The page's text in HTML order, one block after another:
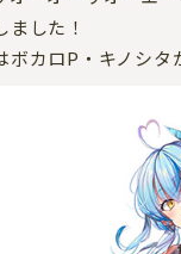
ました！
ボカロP・キノシタ